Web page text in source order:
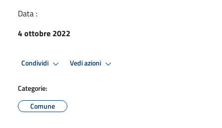
Data :
4 ottobre 2022
Condividi Vedi azioni
Categorie:
Comune